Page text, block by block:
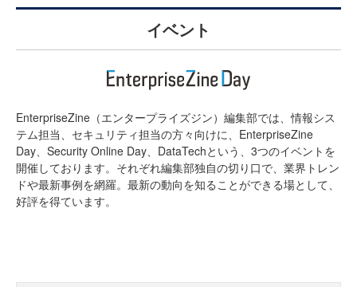
イベント
EnterpriseZine（エンタープライズジン）編集部では、情報シス
テム担当、セキュリティ担当の方々向けに、EnterpriseZine
Day、Security Online Day、DataTechという、3つのイベントを
開催しております。それぞれ編集部独自の切り口で、業界トレン
ドや最新事例を網羅。最新の動向を知ることができる場として、
好評を得ています。